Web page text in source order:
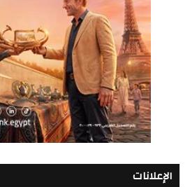
الإعلانات